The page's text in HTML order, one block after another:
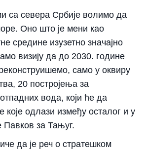
са севера Србије волимо да
Оно што је мени као
средине изузетно значајно
визију да до 2030. године
само у оквиру
20 постројења за
вода, који ће да
одлази између осталог и у
Павков за Тањуг.
да је реч о стратешком